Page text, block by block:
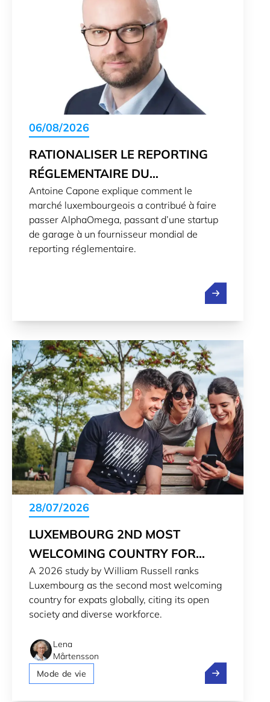
06/08/2026
RATIONALISER LE REPORTING
RÉGLEMENTAIRE DU
LUXEMBOURG VERS LE MONDE
Antoine Capone explique comment le
marché luxembourgeois a contribué à faire
passer AlphaOmega, passant d’une startup
de garage à un fournisseur mondial de
reporting réglementaire.
Rationaliser
28/07/2026
LUXEMBOURG 2ND MOST
WELCOMING COUNTRY FOR
EXPATS IN 2026
A 2026 study by William Russell ranks
Luxembourg as the second most welcoming
country for expats globally, citing its open
society and diverse workforce.
Lena
Mårtensson
Mode de vie
Luxembourg